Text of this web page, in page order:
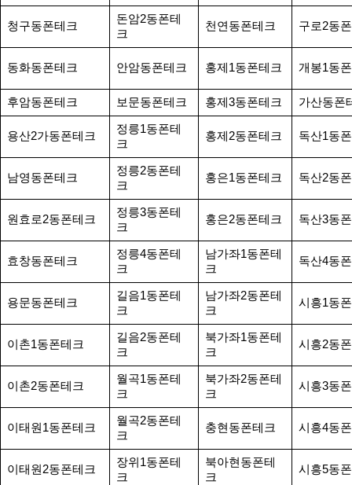
청구동폰테크
돈암2동폰테
크
천연동폰테크 구로2동
동화동폰테크 안암동폰테크 홍제1동폰테크 개봉1동
후암동폰테크 보문동폰테크 홍제3동폰테크 가산동폰
용산2가동폰테크
정릉1동폰테
크
홍제2동폰테크 독산1동
남영동폰테크
정릉2동폰테
크
홍은1동폰테크 독산2동
원효로2동폰테크
정릉3동폰테
크
홍은2동폰테크 독산3동
효창동폰테크
정릉4동폰테
크
남가좌1동폰테
크
독산4동
용문동폰테크
길음1동폰테
크
남가좌2동폰테
크
시흥1동
이촌1동폰테크
길음2동폰테
크
북가좌1동폰테
크
시흥2동
이촌2동폰테크
월곡1동폰테
크
북가좌2동폰테
크
시흥3동
이태원1동폰테크
월곡2동폰테
크
충현동폰테크 시흥4동
이태원2동폰테크
장위1동폰테
크
북아현동폰테
크
시흥5동